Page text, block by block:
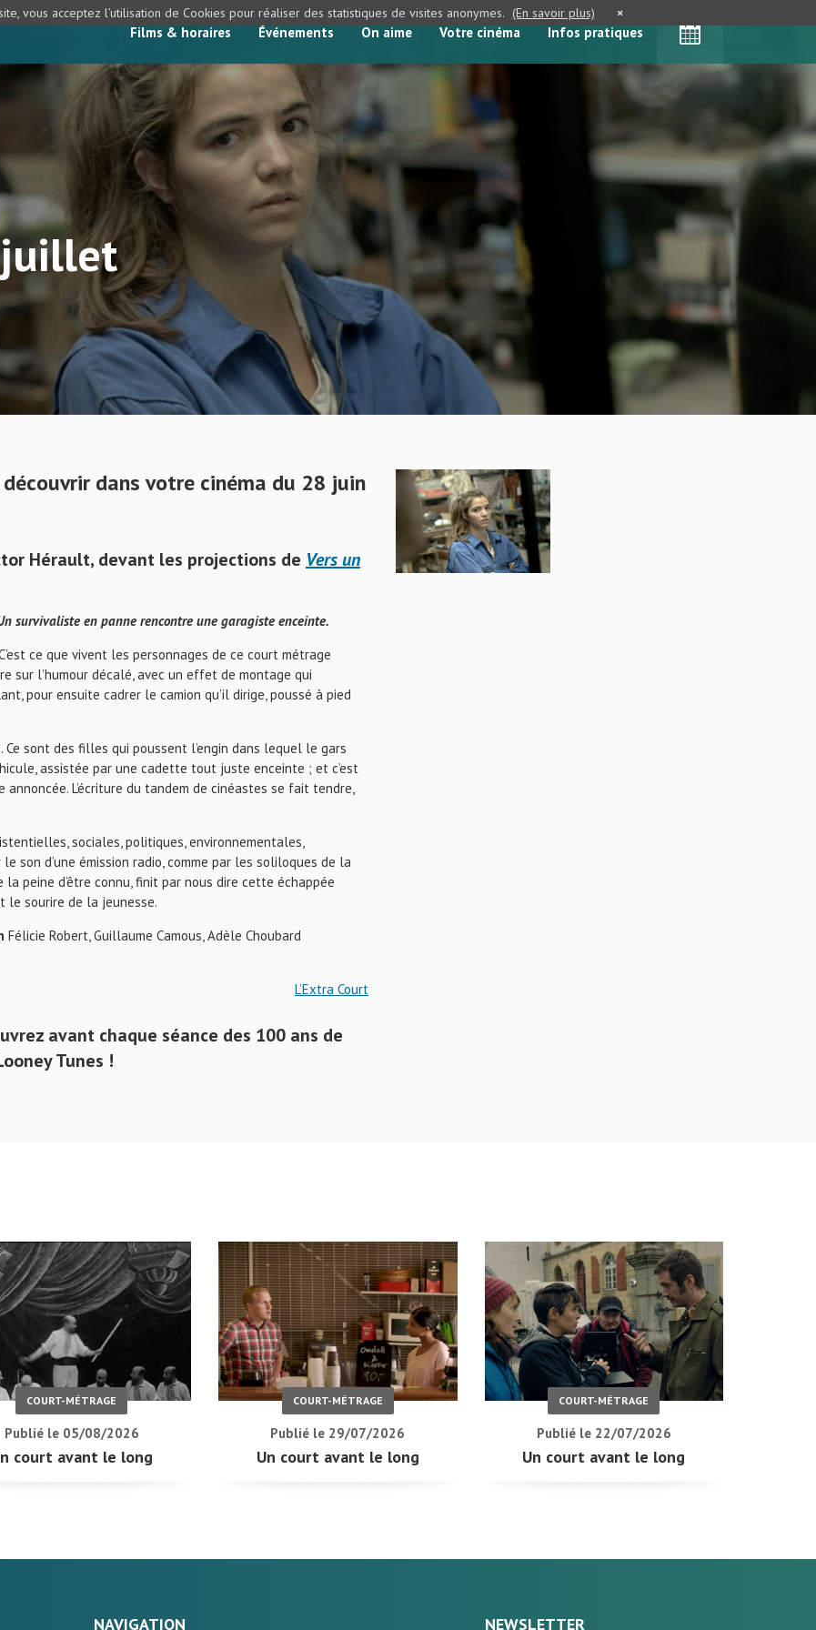
Films & horaires Événements On aime Votre cinéma Infos pratiques
dans votre cinéma du 28 juin
Hérault, devant les projections de Vers un
survivaliste en panne rencontre une garagiste enceinte.
ce que vivent les personnages de ce court métrage
sur l’humour décalé, avec un effet de montage qui
pour ensuite cadrer le camion qu’il dirige, poussé à pied
sont des filles qui poussent l’engin dans lequel le gars
assistée par une cadette tout juste enceinte ; et c’est
L’écriture du tandem de cinéastes se fait tendre,
sociales, politiques, environnementales,
son d’une émission radio, comme par les soliloques de la
peine d’être connu, finit par nous dire cette échappée
le sourire de la jeunesse.
Félicie Robert, Guillaume Camous, Adèle Choubard
L’Extra Court
avant chaque séance des 100 ans de
Tunes !
COURT-MÉTRAGE
Publié le 05/08/2026
court avant le long
COURT-MÉTRAGE
Publié le 29/07/2026
Un court avant le long
COURT-MÉTRAGE
Publié le 22/07/2026
Un court avant le long
NAVIGATION NEWSLETTER
vous acceptez l’utilisation de Cookies pour réaliser des statistiques de visites anonymes. (En savoir plus) ×